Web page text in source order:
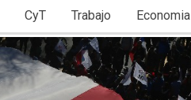
CyT Trabajo Economia